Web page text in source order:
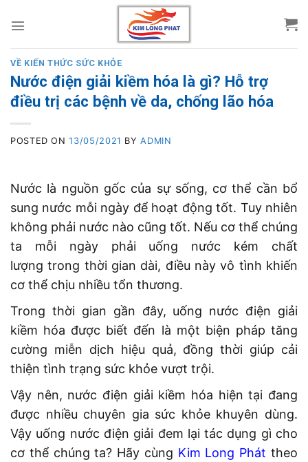
VỀ KIẾN THỨC SỨC KHỎE
Nước điện giải kiềm hóa là gì? Hỗ trợ
điều trị các bệnh về da, chống lão hóa
POSTED ON13/05/2021 BYADMIN
Nước là nguồn gốc của sự sống, cơ thể cần bổ
sung nước mỗi ngày để hoạt động tốt. Tuy nhiên
không phải nước nào cũng tốt. Nếu cơ thể chúng
ta mỗi ngày phải uống nước kém chất
lượng trong thời gian dài, điều này vô tình khiến
cơ thể chịu nhiều tổn thương.
Trong thời gian gần đây, uống nước điện giải
kiềm hóa được biết đến là một biện pháp tăng
cường miễn dịch hiệu quả, đồng thời giúp cải
thiện tình trạng sức khỏe vượt trội.
Vậy nên, nước điện giải kiềm hóa hiện tại đang
được nhiều chuyên gia sức khỏe khuyên dùng.
Vậy uống nước điện giải đem lại tác dụng gì cho
cơ thể chúng ta? Hãy cùng Kim Long Phát theo